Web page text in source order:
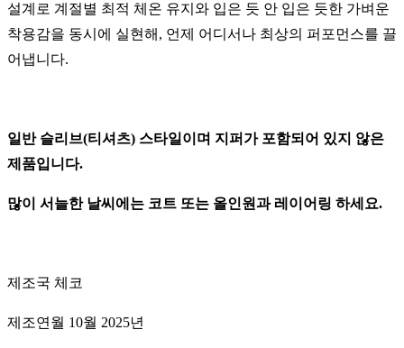
설계로 계절별 최적 체온 유지와 입은 듯 안 입은 듯한 가벼운
착용감을 동시에 실현해, 언제 어디서나 최상의 퍼포먼스를 끌
어냅니다.
일반 슬리브(티셔츠) 스타일이며 지퍼가 포함되어 있지 않은
제품입니다.
많이 서늘한 날씨에는 코트 또는 올인원과 레이어링 하세요.
제조국 체코
제조연월 10월 2025년